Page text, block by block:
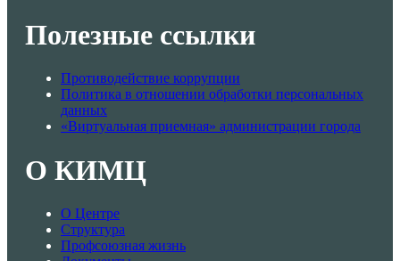
Полезные ссылки
Противодействие коррупции
Политика в отношении обработки персональных
данных
«Виртуальная приемная» администрации города
О КИМЦ
О Центре
Структура
Профсоюзная жизнь